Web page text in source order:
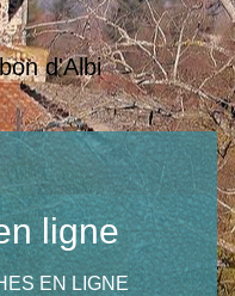
ligne
EN LIGNE